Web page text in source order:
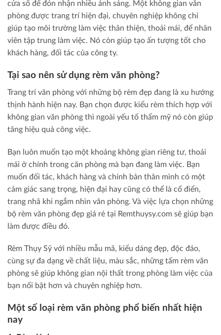
cửa sổ để đón nhận nhiều ánh sáng. Một không gian văn
phòng được trang trí hiện đại, chuyên nghiệp không chỉ
giúp tạo môi trường làm việc thân thiện, thoải mái, để nhân
viên tập trung làm việc. Nó còn giúp tạo ấn tượng tốt cho
khách hàng, đối tác của công ty.
Tại sao nên sử dụng rèm văn phòng?
Trang trí văn phòng với những bộ rèm đẹp đang là xu hướng
thịnh hành hiện nay. Bạn chọn được kiểu rèm thích hợp với
không gian văn phòng thì ngoài yếu tố thẩm mỹ nó còn giúp
tăng hiệu quả công việc.
Bạn luôn muốn tạo một khoảng không gian riêng tư, thoải
mái ở chính trong căn phòng mà bạn đang làm việc. Bạn
muốn đối tác, khách hàng và chính bản thân mình có một
cảm giác sang trọng, hiện đại hay cũng có thể là cổ điển,
trang nhã khi ngắm nhìn văn phòng. Và việc lựa chọn những
bộ rèm văn phòng đẹp giá rẻ tại Remthuysy.com sẽ giúp bạn
làm được điều đó.
Rèm Thụy Sỹ với nhiều mẫu mã, kiểu dáng đẹp, độc đáo,
cùng sự đa dạng về chất liệu, màu sắc, những tấm rèm văn
phòng sẽ giúp không gian nội thất trong phòng làm việc của
bạn nổi bật hơn và chuyên nghiệp hơn.
Một số loại rèm văn phòng phổ biến nhất hiện
nay